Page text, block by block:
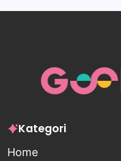
Kategori
Home